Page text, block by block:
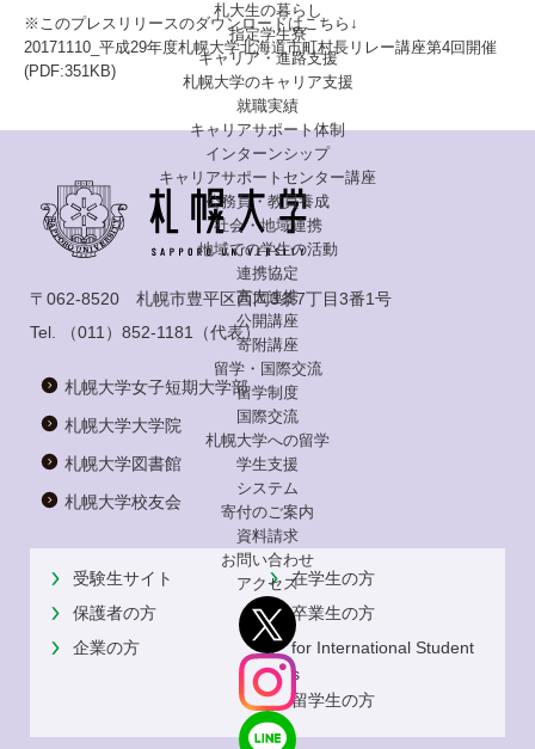
札大生の暮らし
指定学生寮
キャリア・進路支援
札幌大学のキャリア支援
就職実績
キャリアサポート体制
インターンシップ
キャリアサポートセンター講座
公務員・教員養成
社会・地域連携
地域での学生の活動
連携協定
高大連携
公開講座
寄附講座
留学・国際交流
留学制度
国際交流
札幌大学への留学
学生支援
システム
寄付のご案内
資料請求
お問い合わせ
アクセス
※このプレスリリースのダウンロードはこちら↓
20171110_平成29年度札幌大学北海道市町村長リレー講座第4回開催
(PDF:351KB)
〒062-8520 札幌市豊平区西岡3条7丁目3番1号
Tel.
（011）852-1181 （代表）
札幌大学女子短期大学部
札幌大学大学院
札幌大学図書館
札幌大学校友会
受験生サイト
在学生の方
保護者の方
卒業生の方
企業の方
for International Student
s
留学生の方